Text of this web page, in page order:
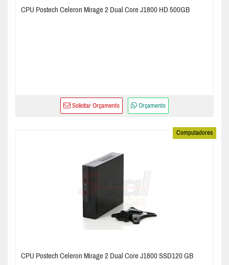
CPU Postech Celeron Mirage 2 Dual Core J1800 HD 500GB
Solicitar Orçamento Orçamento
Computadores
CPU Postech Celeron Mirage 2 Dual Core J1800 SSD120 GB